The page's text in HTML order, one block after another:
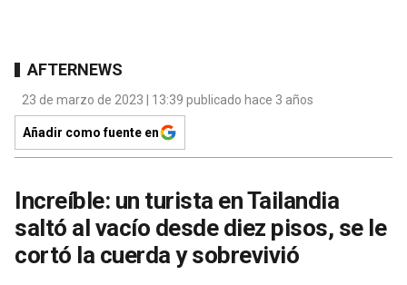
AFTERNEWS
23 de marzo de 2023 | 13:39 publicado hace 3 años
Añadir como fuente en
Increíble: un turista en Tailandia
saltó al vacío desde diez pisos, se le
cortó la cuerda y sobrevivió